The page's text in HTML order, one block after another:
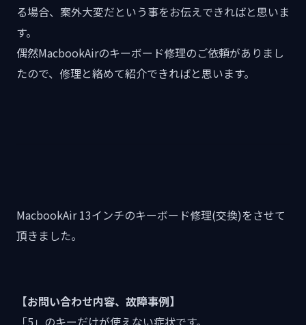
る場合、案外大変だという事をお伝えできればと思いま
す。
偶然MacbookAirのキーボード修理のご依頼がありまし
たので、修理と絡めて紹介できればと思います。
MacbookAir 13インチのキーボード修理(交換)をさせて
頂きました。
【お問い合わせ内容、故障事例】
「5」のキーだけが使えない症状です。